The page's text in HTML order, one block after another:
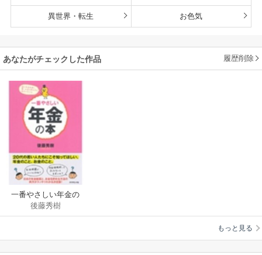
異世界・転生 お色気
あなたがチェックした作品 履歴削除
一番やさしい年金の
本
後藤秀樹
もっと見る